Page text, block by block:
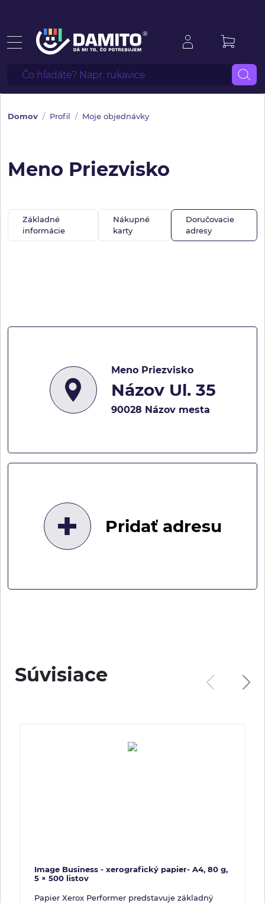
Domov Profil Moje objednávky
Meno Priezvisko
Základné
informácie
Nákupné
karty
Doručovacie
adresy
Meno Priezvisko
Názov Ul. 35
90028 Názov mesta
Pridať adresu
Súvisiace
Image Business - xerografický papier- A4, 80 g,
5 × 500 listov
Papier Xerox Performer predstavuje základný